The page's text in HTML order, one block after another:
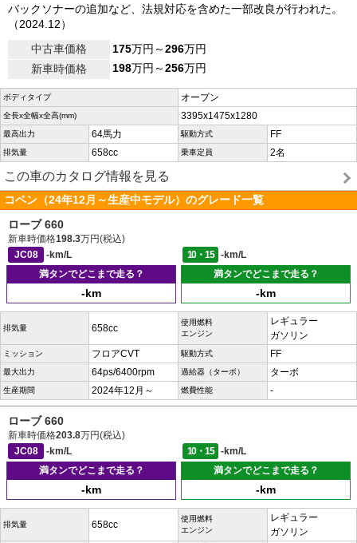
バックソナーの追加など、法規対応を含めた一部改良が行われた。
（2024.12）
中古車価格
175万円～296万円
新車時価格
198万円～256万円
ボディタイプ オープン
全長x全幅x全高(mm) 3395x1475x1280
最高出力 64馬力 駆動方式 FF
排気量 658cc 乗車定員 2名
この車のカタログ情報を見る
コペン（24年12月～生産中モデル）のグレード一覧
ローブ 660
新車時価格198.3万円(税込)
JC08
-km/L 10・15
-km/L
満タンでどこまで走る？
-km
満タンでどこまで走る？
-km
排気量 658cc
使用燃料
エンジン
レギュラー
ガソリン
ミッション フロアCVT 駆動方式 FF
最大出力 64ps/6400rpm 過給器（ターボ） ターボ
生産期間 2024年12月～ 燃費性能 -
ローブ 660
新車時価格203.8万円(税込)
JC08
-km/L 10・15
-km/L
満タンでどこまで走る？
-km
満タンでどこまで走る？
-km
排気量 658cc
使用燃料
エンジン
レギュラー
ガソリン